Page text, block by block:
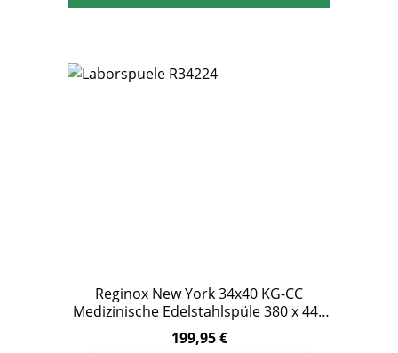
Reginox New York 34x40 KG-CC
Medizinische Edelstahlspüle 380 x 440
mm ohne Überlauf
Regulärer Preis:199,95 €